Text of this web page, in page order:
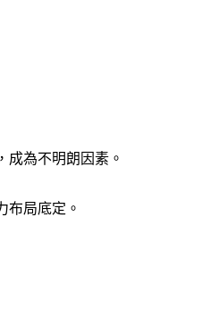
成為不明朗因素。
布局底定。